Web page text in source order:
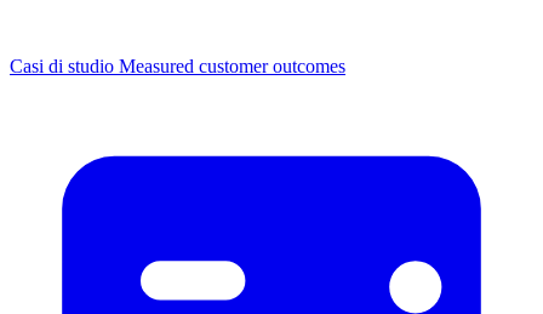
Casi di studio Measured customer outcomes